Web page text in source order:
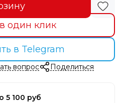
один клик
в Telegram
вопрос Поделиться
5 100 руб